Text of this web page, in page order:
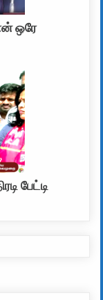
ஒரே
பேட்டி